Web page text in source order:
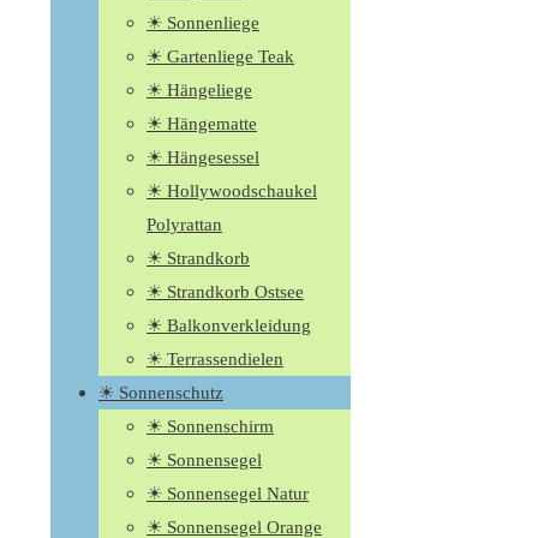
☀ Sonnenliege
☀ Gartenliege Teak
☀ Hängeliege
☀ Hängematte
☀ Hängesessel
☀ Hollywoodschaukel
Polyrattan
☀ Strandkorb
☀ Strandkorb Ostsee
☀ Balkonverkleidung
☀ Terrassendielen
☀ Sonnenschutz
☀ Sonnenschirm
☀ Sonnensegel
☀ Sonnensegel Natur
☀ Sonnensegel Orange